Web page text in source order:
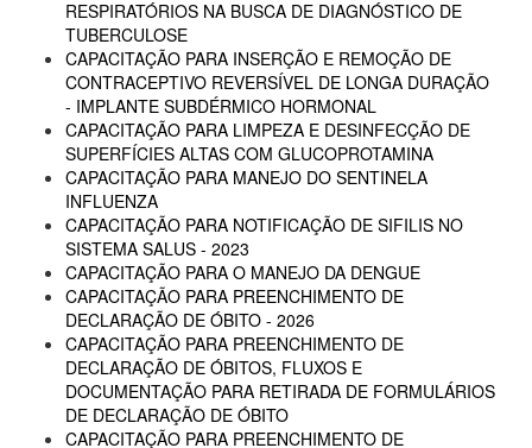
RESPIRATÓRIOS NA BUSCA DE DIAGNÓSTICO DE
TUBERCULOSE
CAPACITAÇÃO PARA INSERÇÃO E REMOÇÃO DE
CONTRACEPTIVO REVERSÍVEL DE LONGA DURAÇÃO
- IMPLANTE SUBDÉRMICO HORMONAL
CAPACITAÇÃO PARA LIMPEZA E DESINFECÇÃO DE
SUPERFÍCIES ALTAS COM GLUCOPROTAMINA
CAPACITAÇÃO PARA MANEJO DO SENTINELA
INFLUENZA
CAPACITAÇÃO PARA NOTIFICAÇÃO DE SIFILIS NO
SISTEMA SALUS - 2023
CAPACITAÇÃO PARA O MANEJO DA DENGUE
CAPACITAÇÃO PARA PREENCHIMENTO DE
DECLARAÇÃO DE ÓBITO - 2026
CAPACITAÇÃO PARA PREENCHIMENTO DE
DECLARAÇÃO DE ÓBITOS, FLUXOS E
DOCUMENTAÇÃO PARA RETIRADA DE FORMULÁRIOS
DE DECLARAÇÃO DE ÓBITO
CAPACITAÇÃO PARA PREENCHIMENTO DE